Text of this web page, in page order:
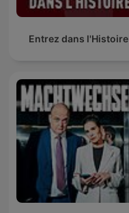
Entrez dans l'Histoire